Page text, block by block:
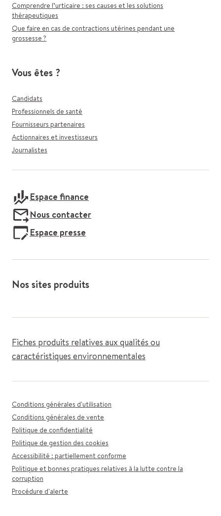
Comprendre l’urticaire : ses causes et les solutions
thérapeutiques
Que faire en cas de contractions utérines pendant une
grossesse ?
Vous êtes ?
Candidats
Professionnels de santé
Fournisseurs partenaires
Actionnaires et investisseurs
Journalistes
Espace finance
Nous contacter
Espace presse
Nos sites produits
Fiches produits relatives aux qualités ou
caractéristiques environnementales
Conditions générales d'utilisation
Conditions générales de vente
Politique de confidentialité
Politique de gestion des cookies
Accessibilité : partiellement conforme
Politique et bonnes pratiques relatives à la lutte contre la
corruption
Procédure d'alerte